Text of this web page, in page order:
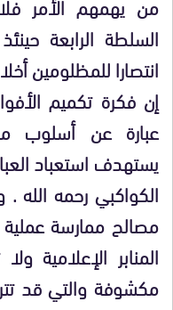
السلطة الرابعة
انتصارا للمظلومين
إن فكرة تكميم
عبارة عن أسلوب
يستهدف استعباد
الكواكبي رحمه
مصالح ممارسة
المنابر الإعلامية
مكشوفة والتي قد